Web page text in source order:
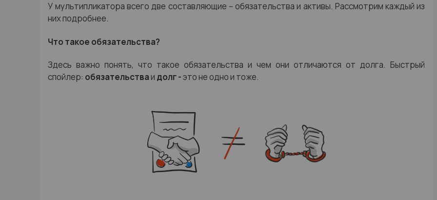
У мультипликатора всего две составляющие – обязательства и активы. Рассмотрим каждый из
них подробнее.
Что такое обязательства?
Здесь важно понять, что такое обязательства и чем они отличаются от долга. Быстрый
спойлер: обязательстваи долг -это не одно и тоже.